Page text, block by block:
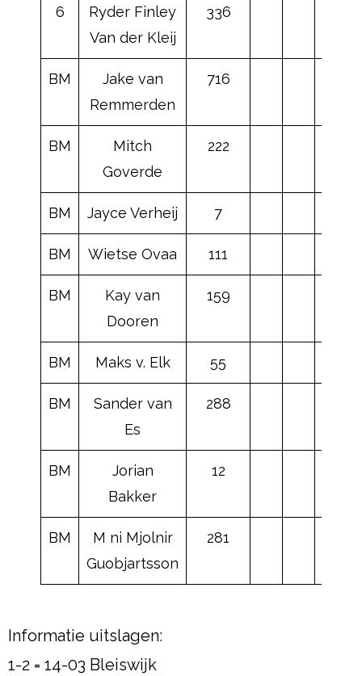
6
Ryder Finley
Van der Kleij
336
BM
Jake van
Remmerden
716
BM
Mitch
Goverde
222
BM Jayce Verheij 7
BM Wietse Ovaa 111
BM
Kay van
Dooren
159
BM Maks v. Elk 55
BM
Sander van
Es
288
BM
Jorian
Bakker
12
BM
M ni Mjolnir
Guobjartsson
281
Informatie uitslagen:
1-2 = 14-03 Bleiswijk